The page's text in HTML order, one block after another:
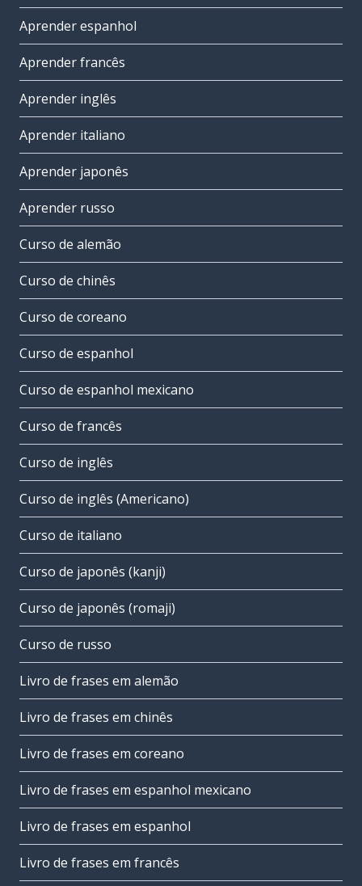
Aprender espanhol
Aprender francês
Aprender inglês
Aprender italiano
Aprender japonês
Aprender russo
Curso de alemão
Curso de chinês
Curso de coreano
Curso de espanhol
Curso de espanhol mexicano
Curso de francês
Curso de inglês
Curso de inglês (Americano)
Curso de italiano
Curso de japonês (kanji)
Curso de japonês (romaji)
Curso de russo
Livro de frases em alemão
Livro de frases em chinês
Livro de frases em coreano
Livro de frases em espanhol mexicano
Livro de frases em espanhol
Livro de frases em francês